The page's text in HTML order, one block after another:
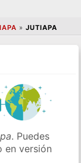
» JUTIAPA
. Puedes
en versión